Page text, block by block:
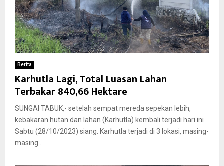
Berita
Karhutla Lagi, Total Luasan Lahan
Terbakar 840,66 Hektare
SUNGAI TABUK,- setelah sempat mereda sepekan lebih,
kebakaran hutan dan lahan (Karhutla) kembali terjadi hari ini
Sabtu (28/10/2023) siang. Karhutla terjadi di 3 lokasi, masing-
masing...